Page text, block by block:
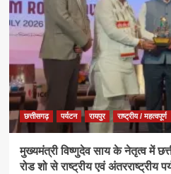
मुक्त
युवा,
विकसित
भारत
संकल्प
अभियान’
कार्यक्रम
संस्कृति
एवं
छत्तीसगढ़ पर्यटन रायपुर राष्ट्रीय / महत्वपूर्ण
मुख्यमंत्री विष्णुदेव साय के नेतृत्व में
रोड शो से राष्ट्रीय एवं अंतरराष्ट्रीय